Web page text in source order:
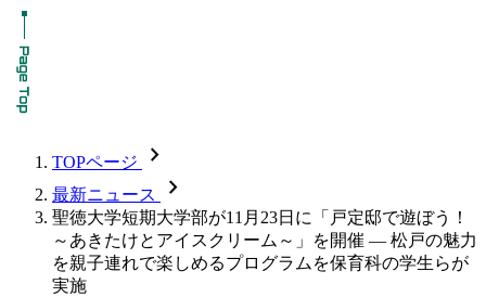
TOPページ chevron_forward
最新ニュース chevron_forward
聖徳大学短期大学部が11月23日に「戸定邸で遊ぼう！
～あきたけとアイスクリーム～」を開催 — 松戸の魅力
を親子連れで楽しめるプログラムを保育科の学生らが
実施